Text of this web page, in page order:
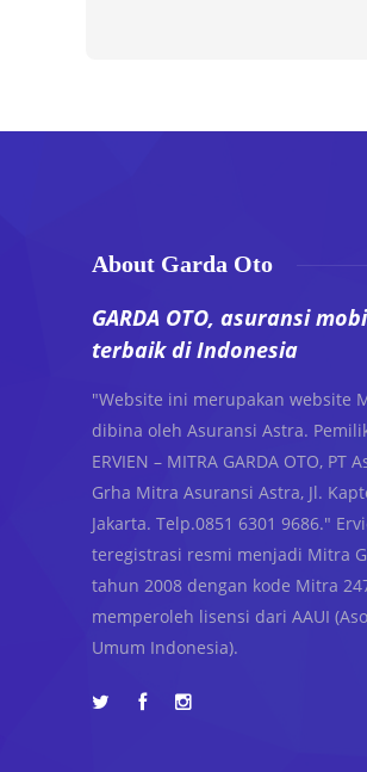
About Garda Oto
GARDA OTO, asuransi
terbaik di Indonesia
"Website ini merupakan website
dibina oleh Asuransi Astra.
ERVIEN – MITRA GARDA OTO, PT
Grha Mitra Asuransi Astra, Jl.
Jakarta. Telp.0851 6301 9686."
teregistrasi resmi menjadi Mitra
tahun 2008 dengan kode Mitra
memperoleh lisensi dari AAUI
Umum Indonesia).